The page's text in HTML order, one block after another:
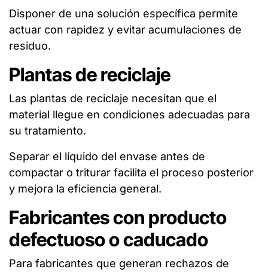
Disponer de una solución específica permite
actuar con rapidez y evitar acumulaciones de
residuo.
Plantas de reciclaje
Las plantas de reciclaje necesitan que el
material llegue en condiciones adecuadas para
su tratamiento.
Separar el líquido del envase antes de
compactar o triturar facilita el proceso posterior
y mejora la eficiencia general.
Fabricantes con producto
defectuoso o caducado
Para fabricantes que generan rechazos de